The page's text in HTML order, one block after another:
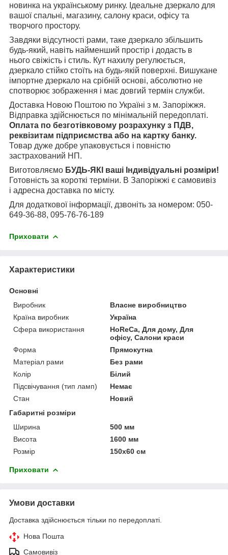
новинка на українському ринку. Ідеальне дзеркало для
вашої спальні, магазину, салону краси, офісу та
творчого простору.
Завдяки відсутності рами, таке дзеркало збільшить
будь-який, навіть найменший простір і додасть в
нього свіжість і стиль. Кут нахилу регулюється,
дзеркало стійко стоїть на будь-якій поверхні. Вишукане
імпортне дзеркало на срібній основі, абсолютно не
спотворює зображення і має довгий термін служби.
Доставка Новою Поштою по Україні з м. Запоріжжя.
Відправка здійснюється по мінімальній передоплаті.
Оплата по безготівковому розрахунку з ПДВ,
реквізитам підприємства або на картку банку.
Товар дуже добре упаковується і повністю
застрахований НП.
Виготовляємо БУДЬ-ЯКІ ваші Індивідуальні розміри!
Готовність за короткі терміни. В Запоріжжі є самовивіз
і адресна доставка по місту.
Для додаткової інформації, дзвоніть за номером: 050-
649-36-88, 095-76-76-189
Приховати
Характеристики
Основні
Виробник
Власне виробництво
Країна виробник
Україна
Сфера використання
HoReCa, Для дому, Для
офісу, Салони краси
Форма
Прямокутна
Матеріал рами
Без рами
Колір
Білий
Підсвічування (тип ламп)
Немає
Стан
Новий
Габаритні розміри
Ширина
500 мм
Висота
1600 мм
Розмір
150х60 см
Приховати
Умови доставки
Доставка здійснюється тільки по передоплаті.
Нова Пошта
Самовивіз